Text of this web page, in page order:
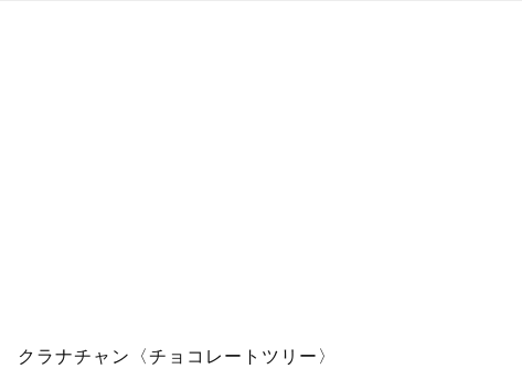
クラナチャン〈チョコレートツリー〉